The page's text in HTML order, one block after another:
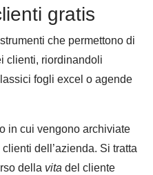
gratis
che permettono di
clienti, riordinandoli
fogli excel o agende
in cui vengono archiviate
dell’azienda. Si tratta
della vita del cliente